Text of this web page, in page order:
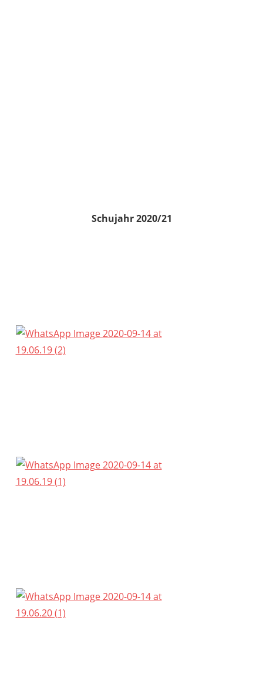
Schujahr 2020/21